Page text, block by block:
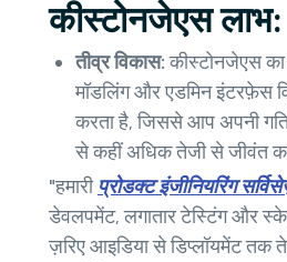
कीस्टोनजेएस लाभ:
तीव्र विकास:कीस्टोनजेएस
मॉडलिंग और एडमिन इंटरफ़ेस
करता है, जिससे आप अपनी
से कहीं अधिक तेजी से जीवंत
"हमारी प्रोडक्ट इंजीनियरिंग
डेवलपमेंट, लगातार टेस्टिंग और
ज़रिए आइडिया से डिप्लॉयमेंट तक